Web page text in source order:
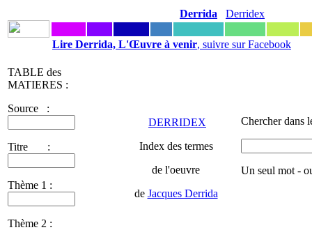
Derrida Derridex
Lire Derrida, L'Œuvre à venir, suivre sur Facebook
TABLE des
MATIERES :
Source :
Titre :
Thème 1 :
Thème 2 :
DERRIDEX
Index des termes
de l'oeuvre
de Jacques Derrida
Chercher dans
Un seul mot -